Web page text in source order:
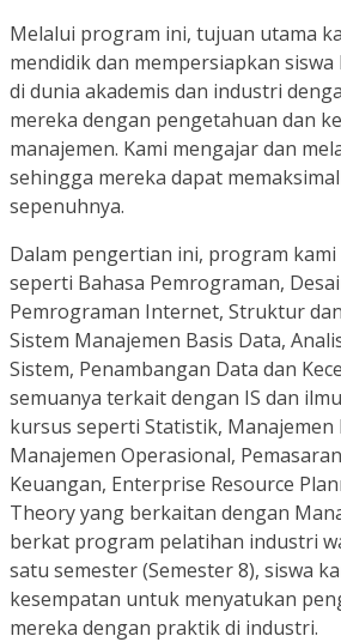
Melalui program ini, tujuan utama
mendidik dan mempersiapkan
di dunia akademis dan industri
mereka dengan pengetahuan dan
manajemen. Kami mengajar dan
sehingga mereka dapat
sepenuhnya.
Dalam pengertian ini, program
seperti Bahasa Pemrograman,
Pemrograman Internet, Struktur
Sistem Manajemen Basis Data,
Sistem, Penambangan Data dan
semuanya terkait dengan IS dan
kursus seperti Statistik, Manajemen
Manajemen Operasional,
Keuangan, Enterprise Resource
Theory yang berkaitan dengan
berkat program pelatihan industri
satu semester (Semester 8), siswa
kesempatan untuk menyatukan
mereka dengan praktik di industri.